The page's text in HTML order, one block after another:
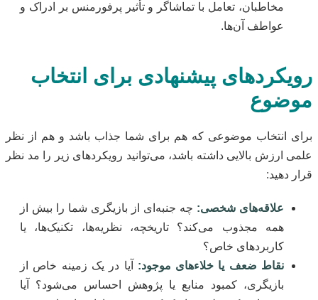
مخاطبان، تعامل با تماشاگر و تأثیر پرفورمنس بر ادراک و
عواطف آن‌ها.
رویکردهای پیشنهادی برای انتخاب
موضوع
برای انتخاب موضوعی که هم برای شما جذاب باشد و هم از نظر
علمی ارزش بالایی داشته باشد، می‌توانید رویکردهای زیر را مد نظر
قرار دهید:
علاقه‌های شخصی: چه جنبه‌ای از بازیگری شما را بیش از
همه مجذوب می‌کند؟ تاریخچه، نظریه‌ها، تکنیک‌ها، یا
کاربردهای خاص؟
نقاط ضعف یا خلاءهای موجود: آیا در یک زمینه خاص از
بازیگری، کمبود منابع یا پژوهش احساس می‌شود؟ آیا